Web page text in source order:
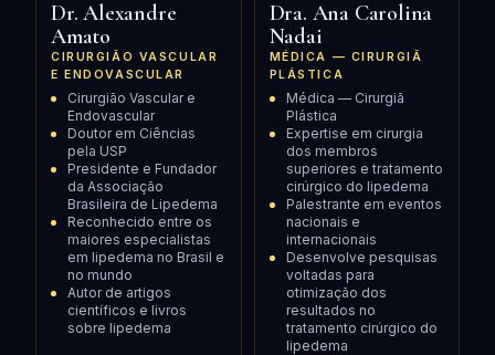
Dr. Alexandre
Amato
CIRURGIÃO VASCULAR
E ENDOVASCULAR
Cirurgião Vascular e
Endovascular
Doutor em Ciências
pela USP
Presidente e Fundador
da Associação
Brasileira de Lipedema
Reconhecido entre os
maiores especialistas
em lipedema no Brasil e
no mundo
Autor de artigos
científicos e livros
sobre lipedema
Dra. Ana Carolina
Nadai
MÉDICA — CIRURGIÃ
PLÁSTICA
Médica — Cirurgiã
Plástica
Expertise em cirurgia
dos membros
superiores e tratamento
cirúrgico do lipedema
Palestrante em eventos
nacionais e
internacionais
Desenvolve pesquisas
voltadas para
otimização dos
resultados no
tratamento cirúrgico do
lipedema